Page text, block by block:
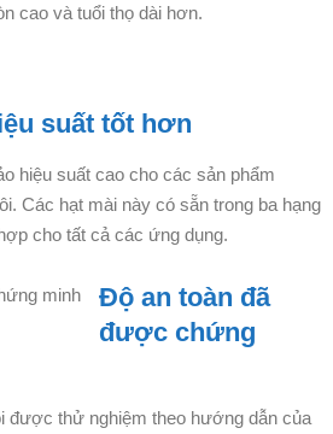
cao và tuổi thọ dài hơn.
suất tốt hơn
hiệu suất cao cho các sản phẩm
Các hạt mài này có sẵn trong ba hạng
cho tất cả các ứng dụng.
Độ an toàn đã
được chứng
được thử nghiệm theo hướng dẫn của